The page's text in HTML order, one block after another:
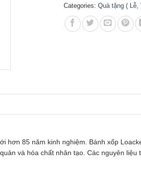
Categories: Quà tặng ( Lễ,
hơn 85 năm kinh nghiệm. Bánh xốp
và hóa chất nhân tạo. Các nguyên